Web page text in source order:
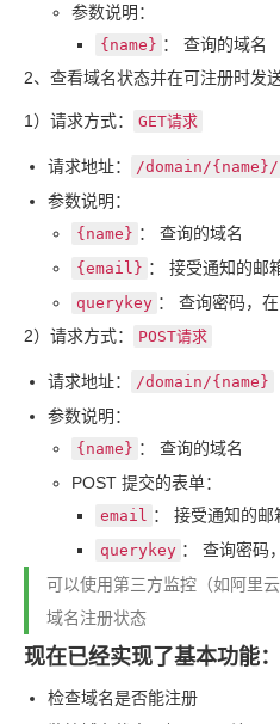
参数说明：
{name} ： 查询的域名
2、查看域名状态并在可注册时发
1）请求方式： GET请求
请求地址： /domain/
参数说明：
{name} ： 查询的域名
{email} ： 接受通知的邮
querykey ： 查询密码，
2）请求方式：
POST请求
请求地址： /domain/{name}
参数说明：
{name} ： 查询的域名
POST 提交的表单：
email ： 接受通知的邮
querykey ： 查询密码
可以使用第三方监控（如阿里
域名注册状态
现在已经实现了基本功能：
检查域名是否能注册